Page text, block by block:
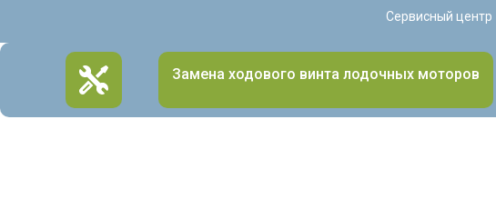
Сервисный центр
Замена ходового винта лодочных моторов